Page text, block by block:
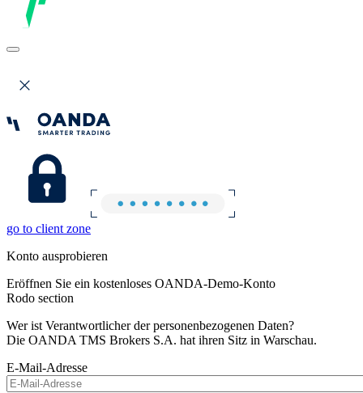
go to client zone
Konto ausprobieren
Eröffnen Sie ein kostenloses OANDA-Demo-Konto
Rodo section
Wer ist Verantwortlicher der personenbezogenen Daten?
Die OANDA TMS Brokers S.A. hat ihren Sitz in Warschau.
E-Mail-Adresse